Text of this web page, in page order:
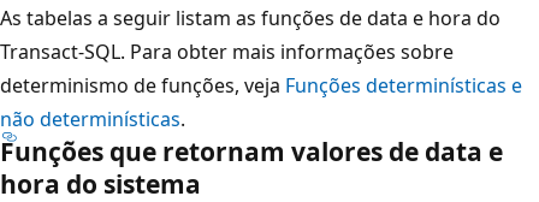
As tabelas a seguir listam as funções de data e hora do
Transact-SQL. Para obter mais informações sobre
determinismo de funções, veja Funções determinísticas e
não determinísticas.
Funções que retornam valores de data e
hora do sistema